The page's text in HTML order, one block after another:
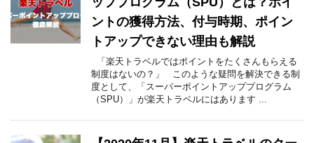
ントの獲得方法、付与時期、ポイン
トアップできない理由も解説
「楽天トラベルではポイントをたくさんもらえる
制度はないの？」 このような疑問を解決できる制
度として、「スーパーポイントアッププログラム
（SPU）」が楽天トラベルにはあります ...